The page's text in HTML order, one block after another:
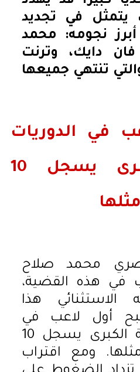
يتمثل في تجديد
نجومه: محمد
دايك، وترنت
تنتهي جميعها
في الدوريات
الأوروبية الكبرى يسجل 10
محمد صلاح
في هذه القضية،
هذا
أول لاعب في
الدوريات الأوروبية الكبرى يسجل 10
ومع اقتراب